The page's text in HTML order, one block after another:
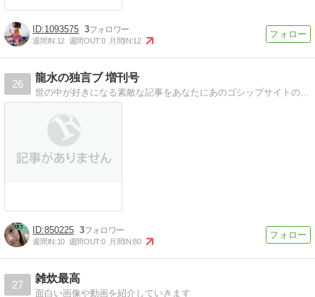
1093575 3
週間IN:12 週間OUT:0 月間IN:12
26
龍水の独言ブ 増刊号
世の中が好きになる素敵な記事をあなたにあのゴシップサイトの姉妹サイトです
850225 3
週間IN:10 週間OUT:0 月間IN:80
27
雑炊最高
面白い画像や動画を紹介していきます